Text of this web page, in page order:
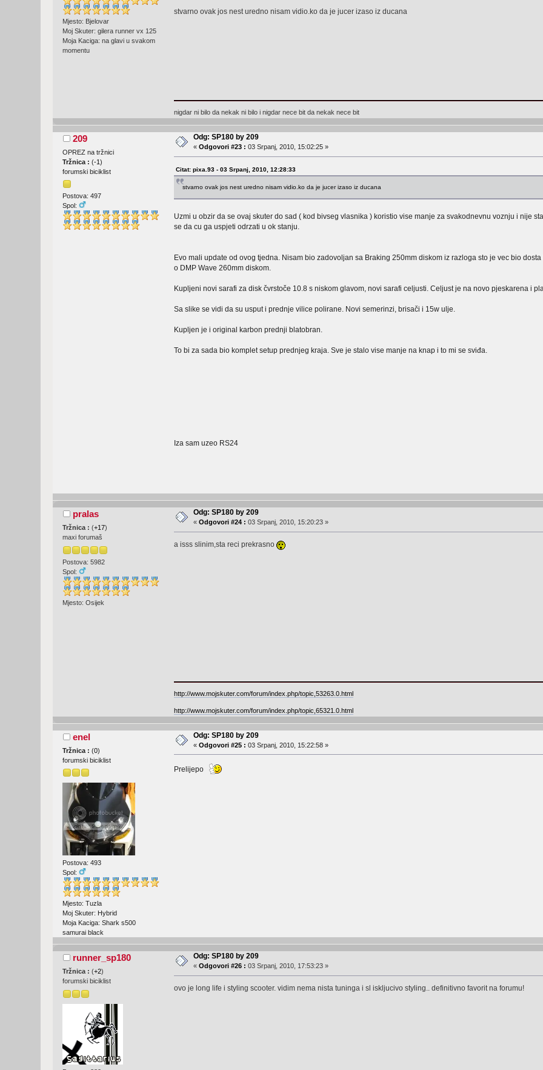
Mjesto: Bjelovar
Moj Skuter: gilera runner vx 125
Moja Kaciga: na glavi u svakom
momentu
stvarno ovak jos nest uredno nisam vidio.ko da je jucer izaso iz ducana
nigdar ni bilo da nekak ni bilo i nigdar nece bit da nekak nece bit
209
OPREZ na tržnici
Tržnica :(-1)
forumski biciklist
Postova: 497
Spol:
Odg: SP180 by 209
«Odgovori #23 : 03 Srpanj, 2010, 15:02:25 »
Citat: pixa.93 - 03 Srpanj, 2010, 12:28:33
stvarno ovak jos nest uredno nisam vidio.ko da je jucer izaso iz ducana
Uzmi u obzir da se ovaj skuter do sad ( kod bivseg vlasnika ) koristio vise manje za svakodnevnu voznju i nije
se da cu ga uspjeti odrzati u ok stanju.
Evo mali update od ovog tjedna. Nisam bio zadovoljan sa Braking 250mm diskom iz razloga sto je vec bio
o DMP Wave 260mm diskom.
Kupljeni novi sarafi za disk čvrstoče 10.8 s niskom glavom, novi sarafi celjusti. Celjust je na novo pjeskarena i
Sa slike se vidi da su usput i prednje vilice polirane. Novi semerinzi, brisači i 15w ulje.
Kupljen je i original karbon prednji blatobran.
To bi za sada bio komplet setup prednjeg kraja. Sve je stalo vise manje na knap i to mi se sviđa.
Iza sam uzeo RS24
pralas
Tržnica :(+17)
maxi forumaš
Postova: 5982
Spol:
Mjesto: Osijek
Odg: SP180 by 209
«Odgovori #24 : 03 Srpanj, 2010, 15:20:23 »
a isss slinim,sta reci prekrasno
http://www.mojskuter.com/forum/index.php/topic,53263.0.html
http://www.mojskuter.com/forum/index.php/topic,65321.0.html
enel
Tržnica :(0)
forumski biciklist
Postova: 493
Spol:
Mjesto: Tuzla
Moj Skuter: Hybrid
Moja Kaciga: Shark s500
samurai black
Odg: SP180 by 209
«Odgovori #25 : 03 Srpanj, 2010, 15:22:58 »
Prelijepo
runner_sp180
Tržnica :(+2)
forumski biciklist
Odg: SP180 by 209
«Odgovori #26 : 03 Srpanj, 2010, 17:53:23 »
ovo je long life i styling scooter. vidim nema nista tuninga i sl iskljucivo styling.. definitivno favorit na forumu!